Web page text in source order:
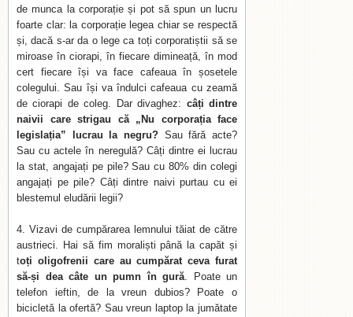
de munca la corporație și pot să spun un lucru
foarte clar: la corporație legea chiar se respectă
și, dacă s-ar da o lege ca toți corporatiștii să se
miroase în ciorapi, în fiecare dimineață, în mod
cert fiecare își va face cafeaua în șosetele
colegului. Sau își va îndulci cafeaua cu zeamă
de ciorapi de coleg. Dar divaghez: câți dintre
naivii care strigau că „Nu corporația face
legislația” lucrau la negru? Sau fără acte?
Sau cu actele în neregulă? Câți dintre ei lucrau
la stat, angajați pe pile? Sau cu 80% din colegi
angajați pe pile? Câți dintre naivi purtau cu ei
blestemul eludării legii?
Vizavi de cumpărarea lemnului tăiat de către
austrieci. Hai să fim moraliști până la capăt și
toți oligofrenii care au cumpărat ceva furat
să-și dea câte un pumn în gură. Poate un
telefon ieftin, de la vreun dubios? Poate o
bicicletă la ofertă? Sau vreun laptop la jumătate